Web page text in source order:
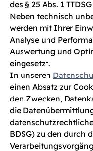
Melde dich bei
um fortzufahren.
E-Mail
Passwort
des § 25 Abs. 1
Neben technisch
werden mit Ihrer
Analyse und
Auswertung und
eingesetzt.
In unseren
einen Absatz zur
den Zwecken,
die
BDSG) zu den durch